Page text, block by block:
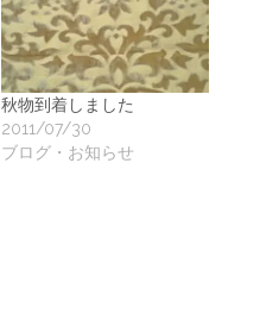
秋物到着しました
2011/07/30
ブログ・お知らせ